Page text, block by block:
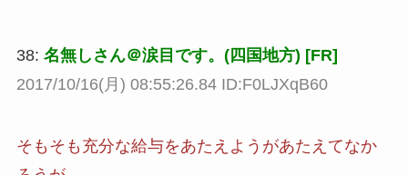
38: 名無しさん＠涙目です。(四国地方) [FR]
2017/10/16(月) 08:55:26.84 ID:F0LJXqB60
そもそも充分な給与をあたえようがあたえてなか